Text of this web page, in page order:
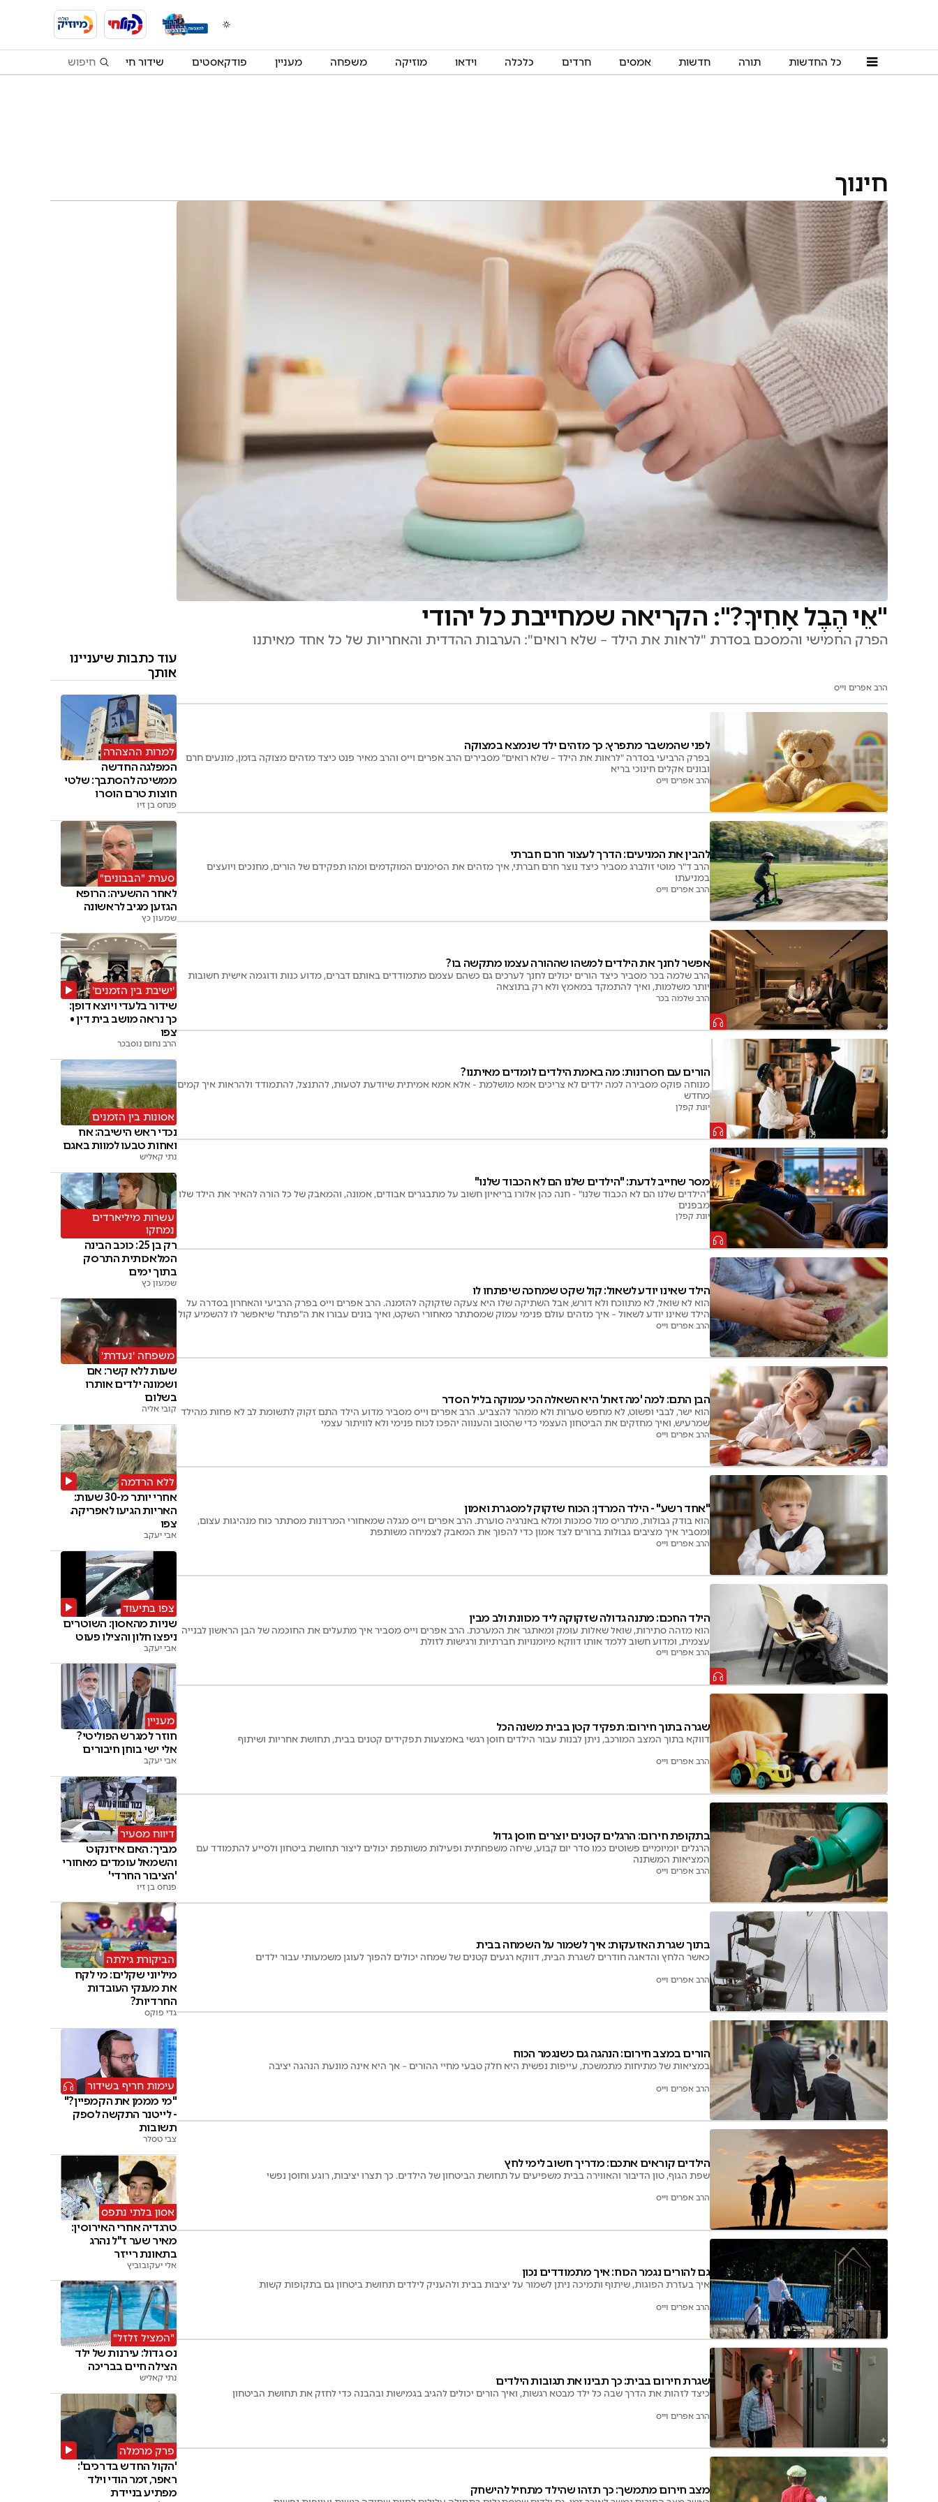
כל החדשות תורה חדשות אמסים חרדים כלכלה וידאו מוזיקה משפחה מעניין פודקאסטים שידור חי
חינוך
"אֵי הֶבֶל אָחִיךָ?": הקריאה שמחייבת כל יהודי
הפרק החמישי והמסכם בסדרת "לראות את הילד – שלא רואים": הערבות ההדדית והאחריות של כל אחד מאיתנו
הרב אפרים וייס
לפני שהמשבר מתפרץ: כך מזהים ילד שנמצא במצוקה
בפרק הרביעי בסדרה "לראות את הילד – שלא רואים" מסבירים הרב אפרים וייס והרב מאיר פנט כיצד מזהים מצוקה בזמן, מונעים חרם
ובונים אקלים חינוכי בריא
הרב אפרים וייס
להבין את המניעים: הדרך לעצור חרם חברתי
הרב ד"ר מוטי זולברג מסביר כיצד נוצר חרם חברתי, איך מזהים את הסימנים המוקדמים ומהו תפקידם של הורים, מחנכים ויועצים
במניעתו
הרב אפרים וייס
אפשר לחנך את הילדים למשהו שההורה עצמו מתקשה בו?
הרב שלמה בכר מסביר כיצד הורים יכולים לחנך לערכים גם כשהם עצמם מתמודדים באותם דברים, מדוע כנות ודוגמה אישית חשובות
יותר משלמות, ואיך להתמקד במאמץ ולא רק בתוצאה
הרב שלמה בכר
הורים עם חסרונות: מה באמת הילדים לומדים מאיתנו?
מנוחה פוקס מסבירה למה ילדים לא צריכים אמא מושלמת - אלא אמא אמיתית שיודעת לטעות, להתנצל, להתמודד ולהראות איך קמים
מחדש
יונת קפלן
מסר שחייב לדעת: "הילדים שלנו הם לא הכבוד שלנו"
"הילדים שלנו הם לא הכבוד שלנו" - חנה כהן אלורו בריאיון חשוב על מתבגרים אבודים, אמונה, והמאבק של כל הורה להאיר את הילד שלו
מבפנים
יונת קפלן
הילד שאינו יודע לשאול: קול שקט שמחכה שיפתחו לו
הוא לא שואל, לא מתווכח ולא דורש, אבל השתיקה שלו היא צעקה שזקוקה להזמנה. הרב אפרים וייס בפרק הרביעי והאחרון בסדרה על
הילד שאינו יודע לשאול – איך מזהים עולם פנימי עמוק שמסתתר מאחורי השקט, ואיך בונים עבורו את ה"פתח" שיאפשר לו להשמיע קול
הרב אפרים וייס
הבן התם: למה 'מה זאת' היא השאלה הכי עמוקה בליל הסדר
הוא ישר, לבבי ופשוט, לא מחפש סערות ולא ממהר להצביע. הרב אפרים וייס מסביר מדוע הילד התם זקוק לתשומת לב לא פחות מהילד
שמרעיש, ואיך מחזקים את הביטחון העצמי כדי שהטוב והענווה יהפכו לכוח פנימי ולא לוויתור עצמי
הרב אפרים וייס
"אחד רשע" - הילד המרדן: הכוח שזקוק למסגרת ואמון
הוא בודק גבולות, מתריס מול סמכות ומלא באנרגיה סוערת. הרב אפרים וייס מגלה שמאחורי המרדנות מסתתר כוח מנהיגות עצום,
ומסביר איך מציבים גבולות ברורים לצד אמון כדי להפוך את המאבק לצמיחה משותפת
הרב אפרים וייס
הילד החכם: מתנה גדולה שזקוקה ליד מכוונת ולב מבין
הוא מזהה סתירות, שואל שאלות עומק ומאתגר את המערכת. הרב אפרים וייס מסביר איך מתעלים את החוכמה של הבן הראשון לבנייה
עצמית, ומדוע חשוב ללמד אותו דווקא מיומנויות חברתיות ורגישות לזולת
הרב אפרים וייס
שגרה בתוך חירום: תפקיד קטן בבית משנה הכל
דווקא בתוך המצב המורכב, ניתן לבנות עבור הילדים חוסן רגשי באמצעות תפקידים קטנים בבית, תחושת אחריות ושיתוף
הרב אפרים וייס
בתקופת חירום: הרגלים קטנים יוצרים חוסן גדול
הרגלים יומיומיים פשוטים כמו סדר יום קבוע, שיחה משפחתית ופעילות משותפת יכולים ליצור תחושת ביטחון ולסייע להתמודד עם
המציאות המשתנה
הרב אפרים וייס
בתוך שגרת האזעקות: איך לשמור על השמחה בבית
כאשר הלחץ והדאגה חודרים לשגרת הבית, דווקא רגעים קטנים של שמחה יכולים להפוך לעוגן משמעותי עבור ילדים
הרב אפרים וייס
הורים במצב חירום: הנהגה גם כשנגמר הכוח
במציאות של מתיחות מתמשכת, עייפות נפשית היא חלק טבעי מחיי ההורים – אך היא אינה מונעת הנהגה יציבה
הרב אפרים וייס
הילדים קוראים אתכם: מדריך חשוב לימי לחץ
שפת הגוף, טון הדיבור והאווירה בבית משפיעים על תחושת הביטחון של הילדים. כך תצרו יציבות, רוגע וחוסן נפשי
הרב אפרים וייס
גם להורים נגמר הכוח: איך מתמודדים נכון
איך בעזרת הפוגות, שיתוף ותמיכה ניתן לשמור על יציבות בבית ולהעניק לילדים תחושת ביטחון גם בתקופות קשות
הרב אפרים וייס
שגרת חירום בבית: כך תבינו את תגובות הילדים
כיצד לזהות את הדרך שבה כל ילד מבטא רגשות, ואיך הורים יכולים להגיב בגמישות ובהבנה כדי לחזק את תחושת הביטחון
הרב אפרים וייס
מצב חירום מתמשך: כך תזהו שהילד מתחיל להישחק
עוד כתבות שיעניינו
אותך
למרות ההצהרה
המפלגה החדשה
ממשיכה להסתבך: שלטי
חוצות טרם הוסרו
פנחס בן זיו
סערת "הבבונים"
לאחר ההשעיה: הרופא
הגזען מגיב לראשונה
שמעון כץ
'ישיבת בין הזמנים'
שידור בלעדי ויוצא דופן:
כך נראה מושב בית דין •
צפו
הרב נחום נוסבכר
אסונות בין הזמנים
נכדי ראש הישיבה: אח
ואחות טבעו למוות באגם
נתי קאליש
עשרות מיליארדים
נמחקו
רק בן 25: כוכב הבינה
המלאכותית התרסק
בתוך ימים
שמעון כץ
משפחה 'נעדרת'
שעות ללא קשר: אם
ושמונה ילדים אותרו
בשלום
קובי אליה
ללא הרדמה
אחרי יותר מ-30 שעות:
האריות הגיעו לאפריקה.
צפו
אבי יעקב
צפו בתיעוד
שניות מהאסון: השוטרים
ניפצו חלון והצילו פעוט
אבי יעקב
מעניין
חוזר למגרש הפוליטי?
אלי ישי בוחן חיבורים
אבי יעקב
דיווח מסעיר
מביך: האם איזנקוט
והשמאל עומדים מאחורי
'הציבור החרדי'
פנחס בן זיו
הביקורת גילתה
מיליוני שקלים: מי לקח
את מענקי העובדות
החרדיות?
גדי פוקס
עימות חריף בשידור
"מי מממן את הקמפיין?"
- לייטנר התקשה לספק
תשובות
צבי טסלר
אסון בלתי נתפס
טרגדיה אחרי האירוסין:
מאיר שער ז"ל נהרג
בתאונת רייזר
אלי יעקובוביץ
"המציל זלזל"
נס גדול: עירנות של ילד
הצילה חיים בבריכה
נתי קאליש
פרק מרמלה
'הקול החדש בדרכים':
ראפר, זמר הודי וילד
מפתיע בניידת